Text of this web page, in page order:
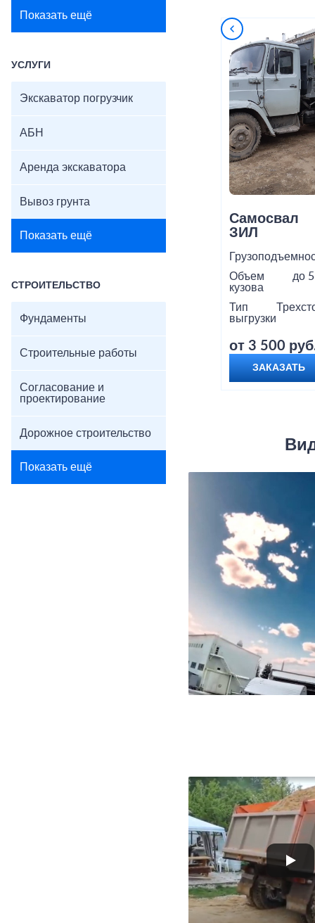
Показать ещё
УСЛУГИ
Экскаватор погрузчик
АБН
Аренда экскаватора
Вывоз грунта
Показать ещё
СТРОИТЕЛЬСТВО
Фундаменты
Строительные работы
Согласование и
проектирование
Дорожное строительство
Показать ещё
Самосвал
ЗИЛ
Объем
кузова
до
Тип
выгрузки
от 3 500
ЗАКАЗАТЬ